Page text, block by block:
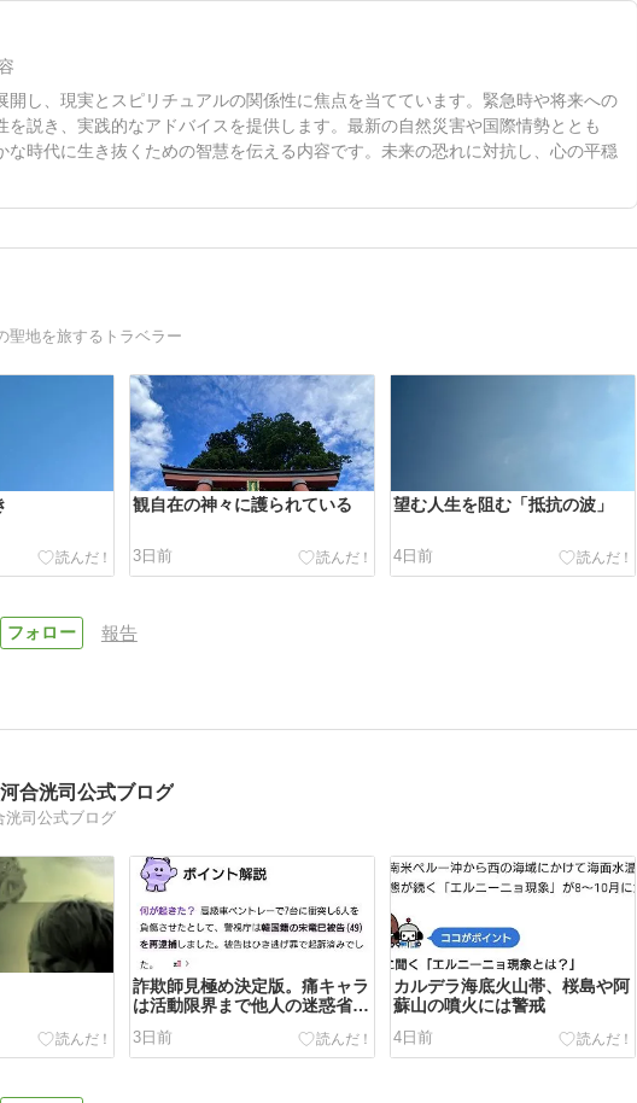
し、現実とスピリチュアルの関係性に焦点を当てています。緊急時や将来への
説き、実践的なアドバイスを提供します。最新の自然災害や国際情勢ととも
時代に生き抜くための智慧を伝える内容です。未来の恐れに対抗し、心の平穏
聖地を旅するトラベラー
観自在の神々に護られている
3日前
望む人生を阻む「抵抗の波」
4日前
報告
合洸司公式ブログ
洸司公式ブログ
詐欺師見極め決定版。痛キャラ
は活動限界まで他人の迷惑省み
3日前
カルデラ海底火山帯、桜島や阿
蘇山の噴火には警戒
4日前